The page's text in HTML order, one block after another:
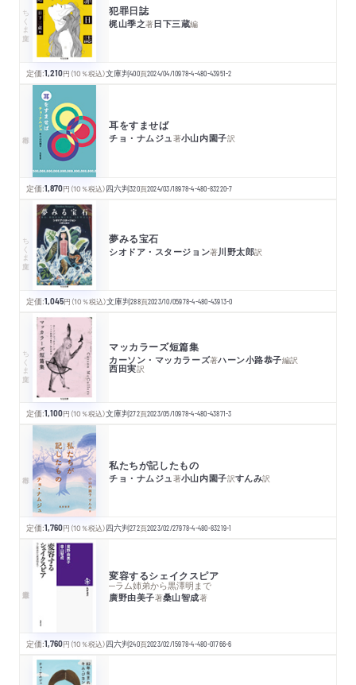
ちくま文庫 犯罪日誌
梶山季之著日下三蔵編
定価:1,210円 （10％税込）文庫判400頁2024/04/10978-4-480-43951-2
耳をすませば
チョ・ナムジュ著小山内園子訳
定価:1,870円 （10％税込）四六判320頁2024/03/18978-4-480-83220-7
ちくま文庫 夢みる宝石
シオドア・スタージョン著川野太郎訳
定価:1,045円 （10％税込）文庫判288頁2023/10/05978-4-480-43913-0
ちくま文庫 マッカラーズ短篇集
カーソン・マッカラーズ著ハーン小路恭子編訳
西田実訳
定価:1,100円 （10％税込）文庫判272頁2023/05/10978-4-480-43871-3
私たちが記したもの
チョ・ナムジュ著小山内園子訳すんみ訳
定価:1,760円 （10％税込）四六判272頁2023/02/27978-4-480-83219-1
変容するシェイクスピア
─ラム姉弟から黒澤明まで
廣野由美子著桑山智成著
定価:1,760円 （10％税込）四六判240頁2023/02/15978-4-480-01766-6